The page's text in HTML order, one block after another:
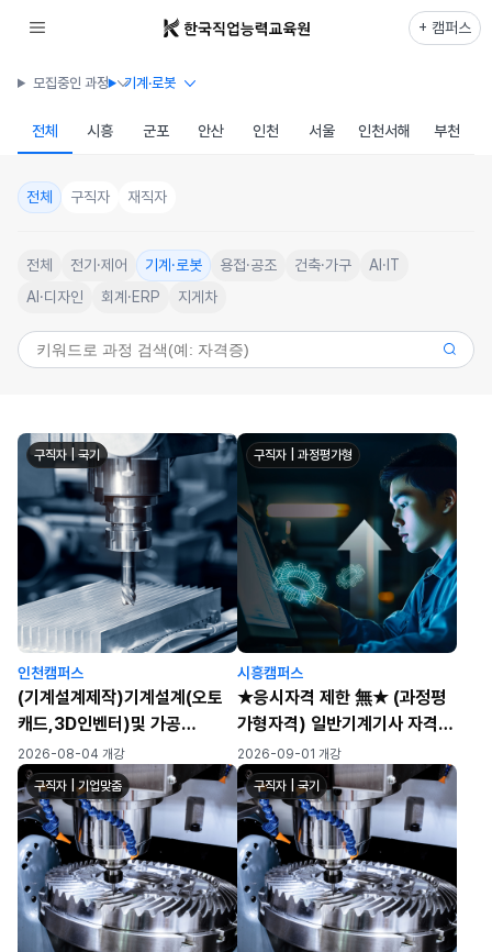
+ 캠퍼스
모집중인 과정 기계·로봇
전체 시흥 군포 안산 인천 서울 인천서해 부천
전체 구직자 재직자
전체 전기·제어 기계·로봇 용접·공조 건축·가구
AI·IT
AI·디자인
회계·ERP 지게차
구직자 | 국기
인천캠퍼스
(기계설계제작)기계설계(오토
캐드,3D인벤터)및 가공
(CAM,CNC,MCT)실무자 양
성 C
2026-08-04 개강
구직자 | 과정평가형
시흥캠퍼스
★응시자격 제한 無★ (과정평
가형자격) 일반기계기사 자격증
취득 과정(오토캐드, 2D/3D 기
계요소&시스템설계), ※ 자격증
취득→기계설비유지관리자 초
급 선임
2026-09-01 개강
구직자 | 기업맞춤 구직자 | 국기